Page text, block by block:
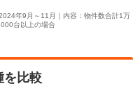
年9月～11月｜内容：物件数合計1万
台以上の場合
を比較